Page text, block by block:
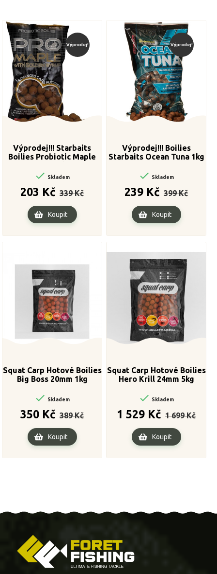
Výprodej!
Výprodej!!! Starbaits
Boilies Probiotic Maple
 Skladem
203 Kč
cena
339 Kč
Koupit
Výprodej!
Výprodej!!! Boilies
Starbaits Ocean Tuna 1kg
 Skladem
239 Kč
cena
399 Kč
Koupit
Squat Carp Hotové Boilies
Big Boss 20mm 1kg
 Skladem
350 Kč
cena
389 Kč
Koupit
Squat Carp Hotové Boilies
Hero Krill 24mm 5kg
 Skladem
1 529 Kč
cena
1 699 Kč
Koupit